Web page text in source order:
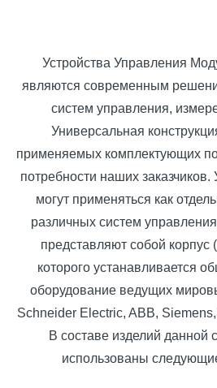
Устройства Управления
являются современным
систем управления,
Универсальная
применяемых комплектующих
потребности наших
могут применяться как
различных систем
представляют собой корпус
которого устанавливается
оборудование ведущих
Schneider Electric, ABB,
В составе изделий данной
использованы